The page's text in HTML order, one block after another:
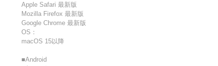
Apple Safari 最新版
Mozilla Firefox 最新版
Google Chrome 最新版
OS：
macOS 15以降
■Android